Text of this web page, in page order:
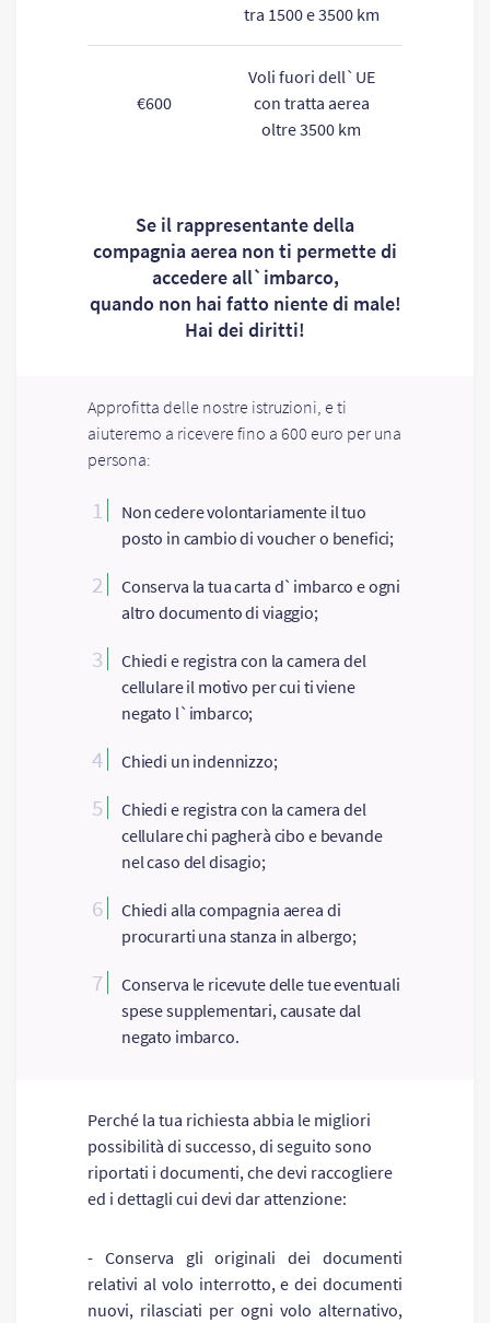
tra 1500 e 3500 km
€600
Voli fuori dell`UE
con tratta aerea
oltre 3500 km
Se il rappresentante della
compagnia aerea non ti permette di
accedere all`imbarco,
quando non hai fatto niente di male!
Hai dei diritti!
Approfitta delle nostre istruzioni, e ti
aiuteremo a ricevere fino a 600 euro per una
persona:
1
Non cedere volontariamente il tuo
posto in cambio di voucher o benefici;
2
Conserva la tua carta d`imbarco e ogni
altro documento di viaggio;
3
Chiedi e registra con la camera del
cellulare il motivo per cui ti viene
negato l`imbarco;
4 Chiedi un indennizzo;
5
Chiedi e registra con la camera del
cellulare chi pagherà cibo e bevande
nel caso del disagio;
6
Chiedi alla compagnia aerea di
procurarti una stanza in albergo;
7
Conserva le ricevute delle tue eventuali
spese supplementari, causate dal
negato imbarco.
Perché la tua richiesta abbia le migliori
possibilità di successo, di seguito sono
riportati i documenti, che devi raccogliere
ed i dettagli cui devi dar attenzione:
- Conserva gli originali dei documenti
relativi al volo interrotto, e dei documenti
nuovi, rilasciati per ogni volo alternativo,